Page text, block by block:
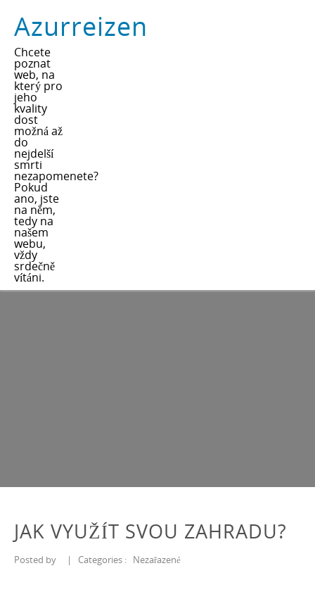
Azurreizen
Chcete
poznat
web, na
který pro
jeho
kvality
dost
možná až
do
nejdelší
smrti
nezapomenete?
Pokud
ano, jste
na něm,
tedy na
našem
webu,
vždy
srdečně
vítáni.
JAK VYUŽÍT SVOU ZAHRADU?
Posted by | Categories : Nezařazené